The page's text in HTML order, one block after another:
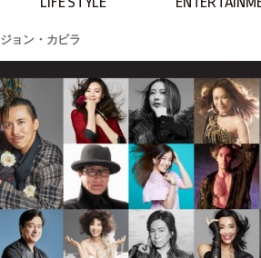
ジョン・カビラ